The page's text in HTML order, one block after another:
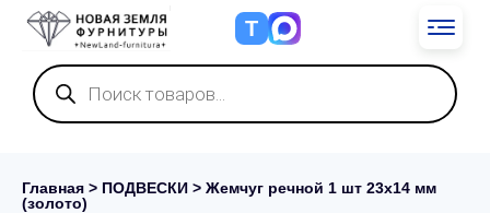
Т
Поиск
товаров
Главная > ПОДВЕСКИ > Жемчуг речной 1 шт 23х14 мм
(золото)